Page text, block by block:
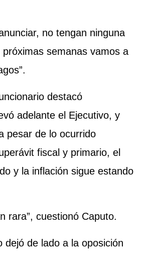
no tengan ninguna
semanas vamos a
destacó
adelante el Ejecutivo, y
pesar de lo ocurrido
fiscal y primario, el
y la inflación sigue estando
rara”, cuestionó Caputo.
dejó de lado a la oposición